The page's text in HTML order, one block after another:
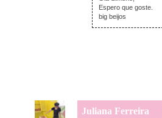
Espero que goste.
big beijos
Juliana Ferreira